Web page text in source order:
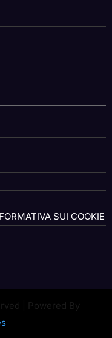
SUI COOKIE
| Powered By